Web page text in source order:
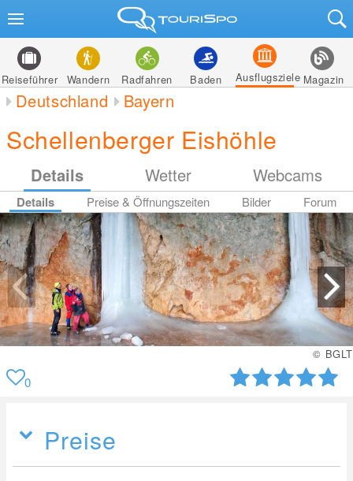
Reiseführer Wandern Radfahren Baden Ausflugsziele Magazin
Deutschland Bayern
Schellenberger Eishöhle
Details Wetter Webcams
Details Preise & Öffnungszeiten Bilder Forum
© BGLT
0
Preise